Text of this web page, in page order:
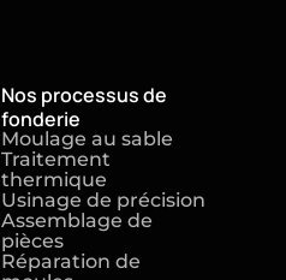
Nos processus de
fonderie
Moulage au sable
Traitement
thermique
Usinage de précision
Assemblage de
pièces
Réparation de